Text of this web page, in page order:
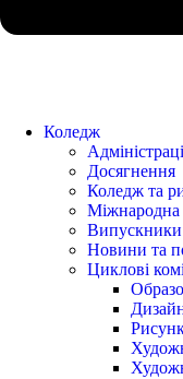
Коледж
Досягнення
Коледж та
Міжнародна
Випускники
Новини та
Циклові